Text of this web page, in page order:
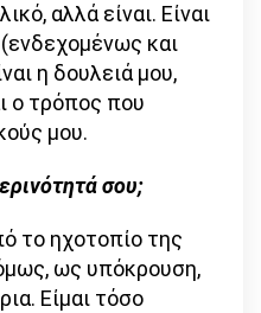
αλλά είναι. Είναι
και
η δουλειά μου,
ο τρόπος που
μου.
σου;
το ηχοτοπίο της
ως υπόκρουση,
Είμαι τόσο